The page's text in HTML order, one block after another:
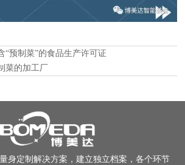
“预制菜”的食品生产许可证
菜的加工厂
身定制解决方案，建立独立档案，各个环节